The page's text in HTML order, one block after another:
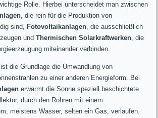
Rolle. Hierbei unterscheidet man zwischen
, die rein für die Produktion von
sind, Fotovoltaikanlagen, die ausschließlich
undThermischen Solarkraftwerken, die
miteinander verbinden.
die Grundlage die Umwandlung von
zu einer anderen Energieform. Bei
erwärmt die Sonne speziell beschichtete
durch den Röhren mit einem
meistens Wasser, selten ein Gas, verlaufen.